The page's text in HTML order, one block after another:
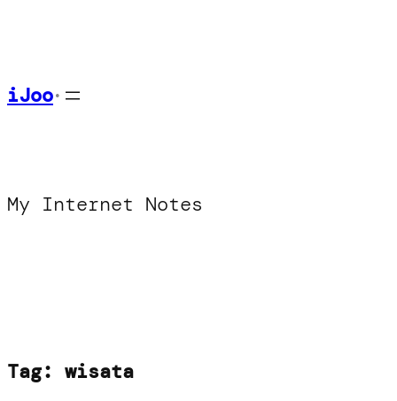
content
iJoo•
My Internet Notes
Tag: wisata